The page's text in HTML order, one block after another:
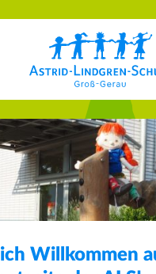
Willkommen